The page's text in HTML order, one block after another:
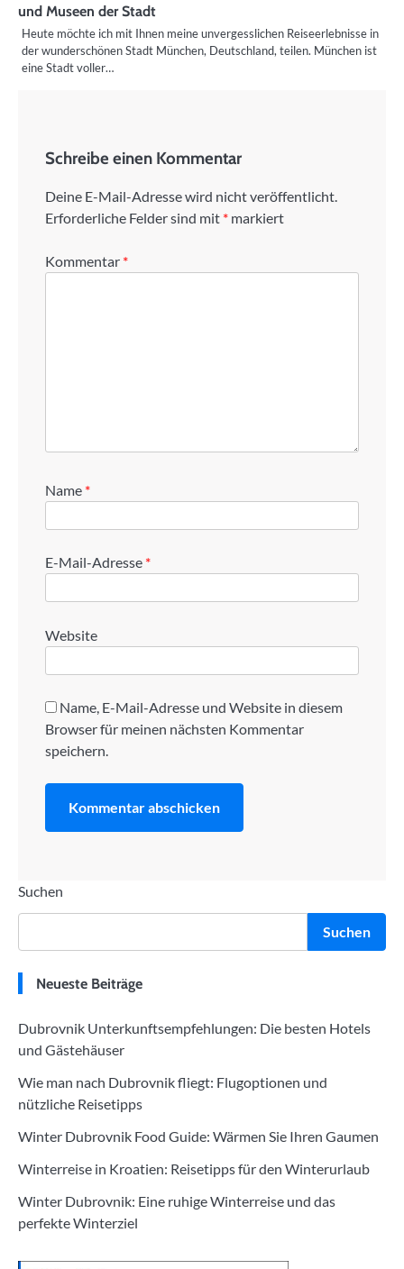
und Museen der Stadt
Heute möchte ich mit Ihnen meine unvergesslichen Reiseerlebnisse in
der wunderschönen Stadt München, Deutschland, teilen. München ist
eine Stadt voller…
Schreibe einen Kommentar
Deine E-Mail-Adresse wird nicht veröffentlicht.
Erforderliche Felder sind mit * markiert
Kommentar *
Name *
E-Mail-Adresse *
Website
Name, E-Mail-Adresse und Website in diesem
Browser für meinen nächsten Kommentar
speichern.
Suchen
Suchen
Neueste Beiträge
Dubrovnik Unterkunftsempfehlungen: Die besten Hotels
und Gästehäuser
Wie man nach Dubrovnik fliegt: Flugoptionen und
nützliche Reisetipps
Winter Dubrovnik Food Guide: Wärmen Sie Ihren Gaumen
Winterreise in Kroatien: Reisetipps für den Winterurlaub
Winter Dubrovnik: Eine ruhige Winterreise und das
perfekte Winterziel